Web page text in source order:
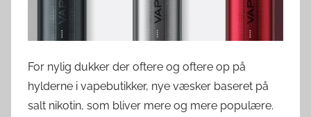
For nylig dukker der oftere og oftere op på
hylderne i vapebutikker, nye væsker baseret på
salt nikotin, som bliver mere og mere populære.